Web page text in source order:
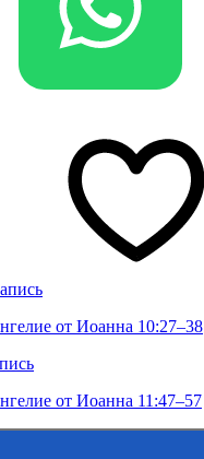
от Иоанна 10:27–38
от Иоанна 11:47–57